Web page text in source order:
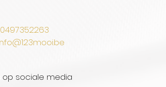
0497352263
op sociale media